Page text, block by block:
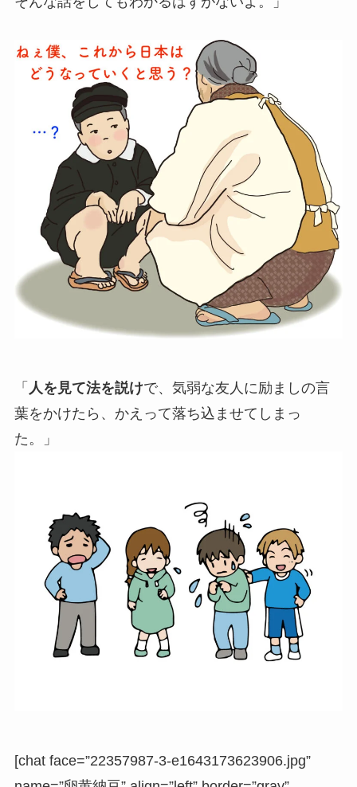
「 人を見て法を説けで、気弱な友人に励ましの言
葉をかけたら、かえって落ち込ませてしまっ
た。」
[chat face=”22357987-3-e1643173623906.jpg”